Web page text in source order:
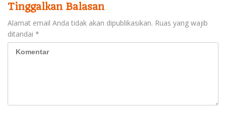
Tinggalkan Balasan
Alamat email Anda tidak akan dipublikasikan. Ruas yang wajib
ditandai *